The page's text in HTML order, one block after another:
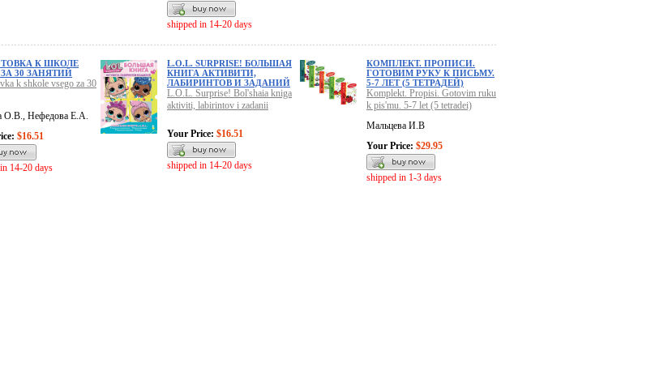
shipped in 14-20 days
К ШКОЛЕ
30 ЗАНЯТИЙ
k shkole vsego za 30
О.В., Нефедова Е.А.
$16.51
14-20 days
L.O.L. SURPRISE! БОЛЬШАЯ
КНИГА АКТИВИТИ,
ЛАБИРИНТОВ И ЗАДАНИЙ
L.O.L. Surprise! Bol'shaia kniga
aktiviti, labirintov i zadanii
Your Price: $16.51
shipped in 14-20 days
КОМПЛЕКТ. ПРОПИСИ.
ГОТОВИМ РУКУ К ПИСЬМУ.
5-7 ЛЕТ (5 ТЕТРАДЕЙ)
Komplekt. Propisi. Gotovim ruku
k pis'mu. 5-7 let (5 tetradei)
Мальцева И.В
Your Price: $29.95
shipped in 1-3 days